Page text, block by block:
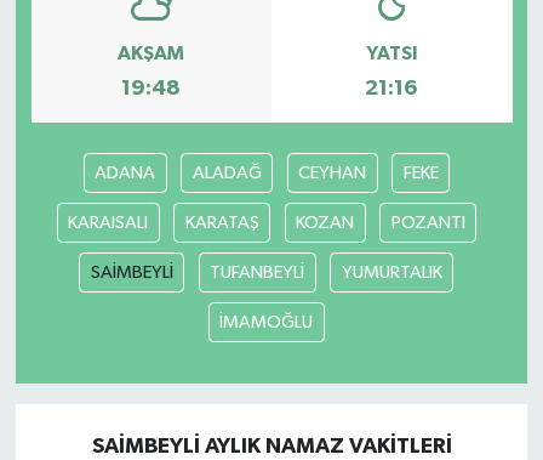
AKŞAM
19:48
YATSI
21:16
ADANA ALADAĞ CEYHAN FEKE
KARAISALI KARATAŞ KOZAN POZANTI
SAİMBEYLİ TUFANBEYLİ YUMURTALIK
İMAMOĞLU
SAİMBEYLİ AYLIK NAMAZ VAKITLERI